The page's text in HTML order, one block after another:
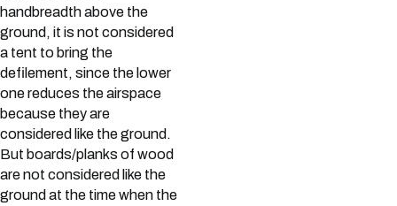
handbreadth above the
ground, it is not considered
a tent to bring the
defilement, since the lower
one reduces the airspace
because they are
considered like the ground.
But boards/planks of wood
are not considered like the
ground at the time when the